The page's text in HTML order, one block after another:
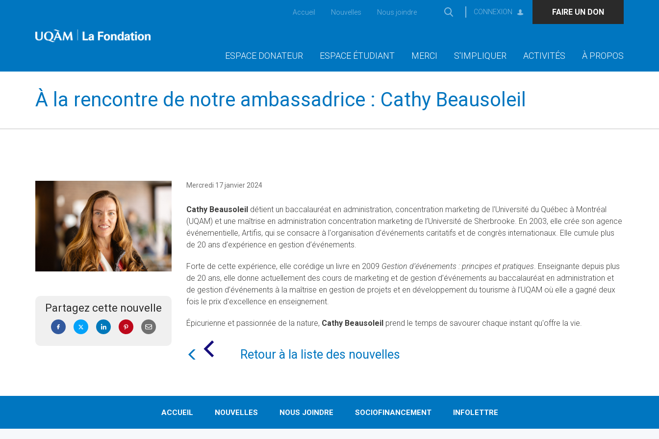
Accueil Nouvelles Nous joindre CONNEXION FAIRE UN DON
ESPACE DONATEUR ESPACE ÉTUDIANT MERCI S'IMPLIQUER ACTIVITÉS À PROPOS
À la rencontre de notre ambassadrice : Cathy Beausoleil
Partagez cette nouvelle
Mercredi 17 janvier 2024
Cathy Beausoleildétient un baccalauréat en administration, concentration marketing de l'Université du Québec à Montréal
(UQAM) et une maîtrise en administration concentration marketing de l’Université de Sherbrooke. En 2003, elle crée son agence
événementielle, Artifis, qui se consacre à l'organisation d'événements caritatifs et de congrès internationaux. Elle cumule plus
de 20 ans d’expérience en gestion d’événements.
Forte de cette expérience, elle corédige un livre en 2009 Gestion d’événements : principes et pratiques. Enseignante depuis plus
de 20 ans, elle donne actuellement des cours de marketing et de gestion d’événements au baccalauréat en administration et
de gestion d’événements à la maîtrise en gestion de projets et en développement du tourisme à l’UQAM où elle a gagné deux
fois le prix d'excellence en enseignement.
Épicurienne et passionnée de la nature, Cathy Beausoleilprend le temps de savourer chaque instant qu'offre la vie.
Retour à la liste des nouvelles
ACCUEIL NOUVELLES NOUS JOINDRE SOCIOFINANCEMENT INFOLETTRE